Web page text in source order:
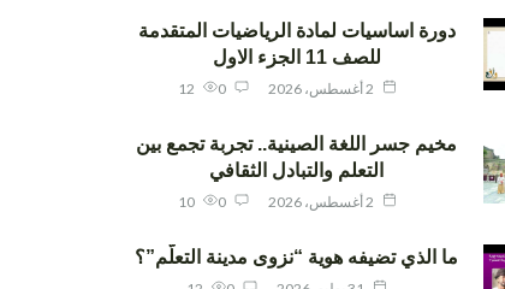
دورة اساسيات لمادة الرياضيات المتقدمة
للصف 11 الجزء الاول
0
مخيم جسر اللغة الصينية.. تجربة تجمع بين
التعلم والتبادل الثقافي
0
10
ما الذي تضيفه هوية “نزوى مدينة التعلّم”؟